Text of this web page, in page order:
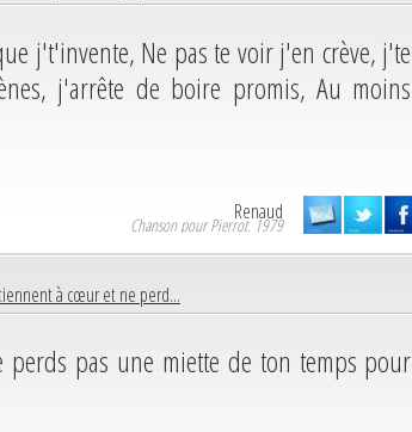
j't'invente, Ne pas te voir j'en crève, j'te
j'arrête de boire promis, Au moins
Renaud
Chanson pour Pierrot. 1979
à cœur et ne perd...
pas une miette de ton temps pour